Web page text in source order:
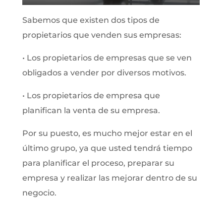
Sabemos que existen dos tipos de
propietarios que venden sus empresas:
• Los propietarios de empresas que se ven
obligados a vender por diversos motivos.
• Los propietarios de empresa que
planifican la venta de su empresa.
Por su puesto, es mucho mejor estar en el
último grupo, ya que usted tendrá tiempo
para planificar el proceso, preparar su
empresa y realizar las mejorar dentro de su
negocio.